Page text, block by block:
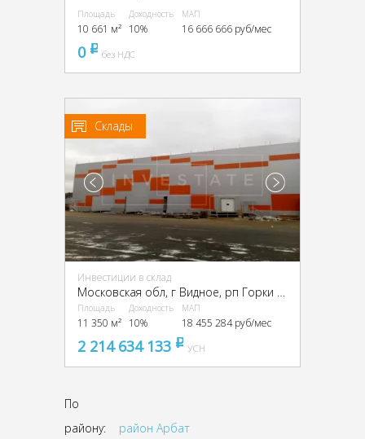
Площадь
10 661 м²
Доходность
10%
МАП
16 666 666 руб/мес
0 pуббез НДС
Склады
Инвестиции в склад
Московская обл, г Видное, рп Горки Ленинские, Промзона Технопарк улица Восточная, Московская обл., промзона Технопарк, Восточная ул.
Площадь
11 350 м²
Доходность
10%
МАП
18 455 284 руб/мес
2 214 634 133 pуб
УСН
По
району:
район Арбат